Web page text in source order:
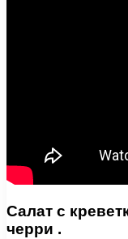
Салат с
черри .